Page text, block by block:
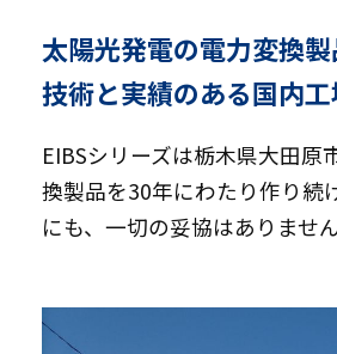
太陽光発電の電力変換
技術と実績のある国内
EIBSシリーズは栃木県大田
換製品を30年にわたり作り続
にも、一切の妥協はありません